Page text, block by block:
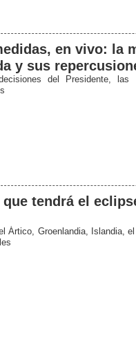
en vivo: la
y sus
del Presidente,
tendrá el
Ártico, Groenlandia, Islandia,